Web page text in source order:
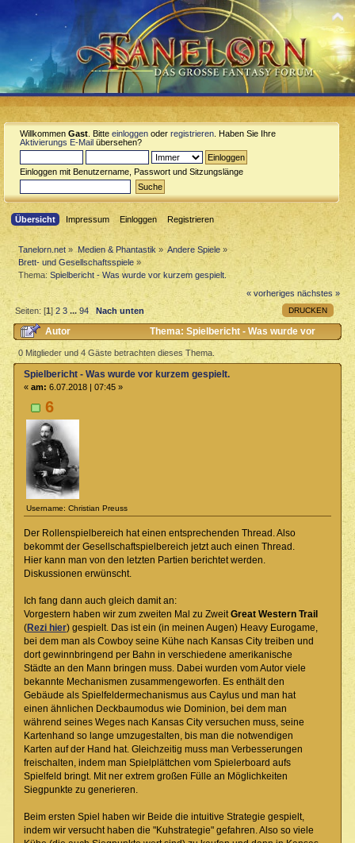
Willkommen Gast . Bitte einloggen oder registrieren . Haben Sie Ihre
Aktivierungs E-Mail übersehen?
Einloggen mit Benutzername, Passwort und Sitzungslänge
Übersicht Impressum Einloggen Registrieren
Tanelorn.net » Medien & Phantastik » Andere Spiele »
Brett- und Gesellschaftsspiele »
Thema:Spielbericht - Was wurde vor kurzem gespielt.
« vorheriges nächstes »
DRUCKEN
Seiten: [1]2 3 ...94 Nach unten
Autor
Thema: Spielbericht - Was wurde vor
kurzem gespielt. (Gelesen 303346 mal)
0 Mitglieder und 4 Gäste betrachten dieses Thema.
6
Username: Christian Preuss
Spielbericht - Was wurde vor kurzem gespielt.
« am: 6.07.2018 | 07:45 »
Der Rollenspielbereich hat einen entsprechenden Thread. Also
bekommt der Gesellschaftspielbereich jetzt auch einen Thread.
Hier kann man von den letzten Partien berichtet werden.
Diskussionen erwünscht.
Ich fang dann auch gleich damit an:
Vorgestern haben wir zum zweiten Mal zu ZweitGreat Western Trail
(Rezi hier) gespielt. Das ist ein (in meinen Augen) Heavy Eurogame,
bei dem man als Cowboy seine Kühe nach Kansas City treiben und
dort gewinnbringend per Bahn in verschiedene amerikanische
Städte an den Mann bringen muss. Dabei wurden vom Autor viele
bekannte Mechanismen zusammengeworfen. Es enthält den
Gebäude als Spielfeldermechanismus aus Caylus und man hat
einen ähnlichen Deckbaumodus wie Dominion, bei dem man
während seines Weges nach Kansas City versuchen muss, seine
Kartenhand so lange umzugestalten, bis man die notwendigen
Karten auf der Hand hat. Gleichzeitig muss man Verbesserungen
freischalten, indem man Spielplättchen vom Spielerboard aufs
Spielfeld bringt. Mit ner extrem großen Fülle an Möglichkeiten
Siegpunkte zu generieren.
Beim ersten Spiel haben wir Beide die intuitive Strategie gespielt,
indem wir versucht haben die "Kuhstrategie" gefahren. Also so viele